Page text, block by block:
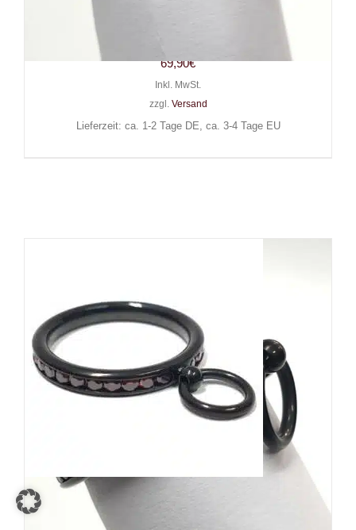
White Dragon Ring Jewelled
69,90€
Inkl. MwSt.
zzgl. Versand
Lieferzeit: ca. 1-2 Tage DE, ca. 3-4 Tage EU
White Dragon Ring Jewelled